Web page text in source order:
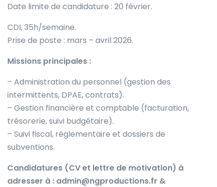
Date limite de candidature : 20 février.
CDI, 35h/semaine.
Prise de poste : mars – avril 2026.
Missions principales :
– Administration du personnel (gestion des
intermittents, DPAE, contrats).
– Gestion financière et comptable (facturation,
trésorerie, suivi budgétaire).
– Suivi fiscal, réglementaire et dossiers de
subventions.
Candidatures (CV et lettre de motivation) à
adresser à : admin@ngproductions.fr &